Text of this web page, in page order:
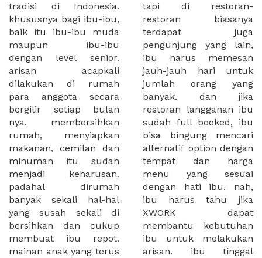
tradisi di Indonesia.
khususnya bagi ibu-ibu,
baik itu ibu-ibu muda
maupun ibu-ibu
dengan level senior.
arisan acapkali
dilakukan di rumah
para anggota secara
bergilir setiap bulan
nya. membersihkan
rumah, menyiapkan
makanan, cemilan dan
minuman itu sudah
menjadi keharusan.
padahal dirumah
banyak sekali hal-hal
yang susah sekali di
bersihkan dan cukup
membuat ibu repot.
mainan anak yang terus
tapi di restoran-
restoran biasanya
terdapat juga
pengunjung yang lain,
ibu harus memesan
jauh-jauh hari untuk
jumlah orang yang
banyak. dan jika
restoran langganan ibu
sudah full booked, ibu
bisa bingung mencari
alternatif option dengan
tempat dan harga
menu yang sesuai
dengan hati ibu. nah,
ibu harus tahu jika
XWORK dapat
membantu kebutuhan
ibu untuk melakukan
arisan. ibu tinggal